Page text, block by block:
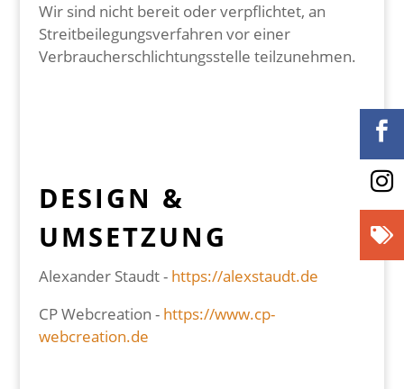
Wir sind nicht bereit oder verpflichtet, an
Streitbeilegungsverfahren vor einer
Verbraucherschlichtungsstelle teilzunehmen.
DESIGN &
UMSETZUNG
Alexander Staudt - https://alexstaudt.de
CP Webcreation - https://www.cp-
webcreation.de


